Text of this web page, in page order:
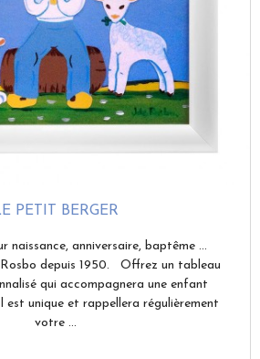
PETIT BERGER
naissance, anniversaire, baptême ...
depuis 1950. Offrez un tableau
qui accompagnera une enfant
est unique et rappellera régulièrement
votre ...